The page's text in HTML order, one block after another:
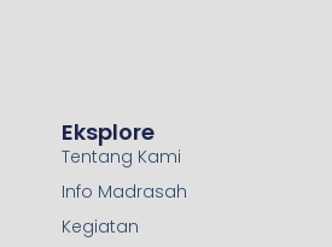
Eksplore
Tentang Kami
Info Madrasah
Kegiatan